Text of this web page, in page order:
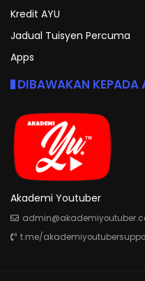
Kredit AYU
Jadual Tuisyen Percuma
Apps
DIBAWAKAN KEPADA
Akademi Youtuber
t.me/